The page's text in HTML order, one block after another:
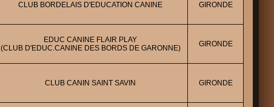
CLUB BORDELAIS D'EDUCATION CANINE GIRONDE
EDUC CANINE FLAIR PLAY
(CLUB D'EDUC.CANINE DES BORDS DE GARONNE)
GIRONDE
CLUB CANIN SAINT SAVIN GIRONDE